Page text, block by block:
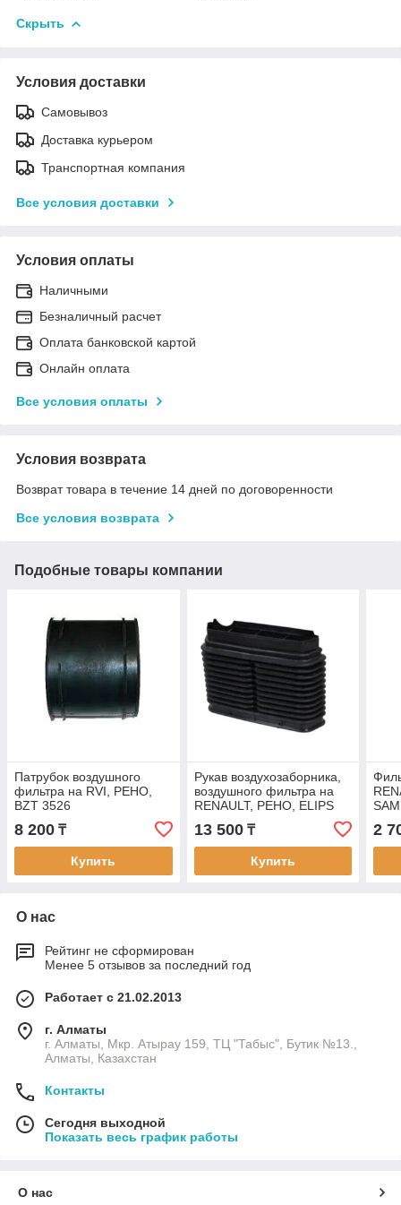
Скрыть
Условия доставки
Самовывоз
Доставка курьером
Транспортная компания
Все условия доставки
Условия оплаты
Наличными
Безналичный расчет
Оплата банковской картой
Онлайн оплата
Все условия оплаты
Условия возврата
Возврат товара в течение 14 дней по договоренности
Все условия возврата
Подобные товары компании
Патрубок воздушного
фильтра на RVI, РЕНО,
BZT 3526
8 200 ₸
Купить
Рукав воздухозаборника,
воздушного фильтра на
RENAULT, РЕНО, ELIPS
13 500₸
Купить
2
О нас
Рейтинг не сформирован
Менее 5 отзывов за последний год
Работает с 21.02.2013
г. Алматы
г. Алматы, Мкр. Атырау 159, ТЦ "Табыс", Бутик №13.,
Алматы, Казахстан
Контакты
Сегодня выходной
Показать весь график работы
О нас